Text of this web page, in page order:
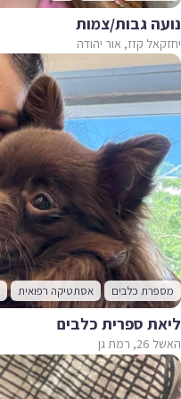
גבות/צמות
קזז, אור יהודה
כלבים אסתטיקה רפואית +2
ספרית כלבים
גן